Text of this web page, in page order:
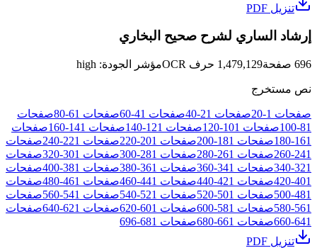
تنزيل PDF
إرشاد الساري لشرح صحيح البخاري
696 صفحة1,479,129 حرف OCR مؤشر الجودة:
high
نص مستخرج
صفحات 1
-
20صفحات 21
-
40صفحات 41
-
60صفحات 61
-
80صفحات
81
-
100صفحات 101
-
120صفحات 121
-
140صفحات 141
-
160صفحات
161
-
180صفحات 181
-
200صفحات 201
-
220صفحات 221
-
240صفحات
241
-
260صفحات 261
-
280صفحات 281
-
300صفحات 301
-
320صفحات
321
-
340صفحات 341
-
360صفحات 361
-
380صفحات 381
-
400صفحات
401
-
420صفحات 421
-
440صفحات 441
-
460صفحات 461
-
480صفحات
481
-
500صفحات 501
-
520صفحات 521
-
540صفحات 541
-
560صفحات
561
-
580صفحات 581
-
600صفحات 601
-
620صفحات 621
-
640صفحات
641
-
660صفحات 661
-
680صفحات 681
-
696
تنزيل PDF